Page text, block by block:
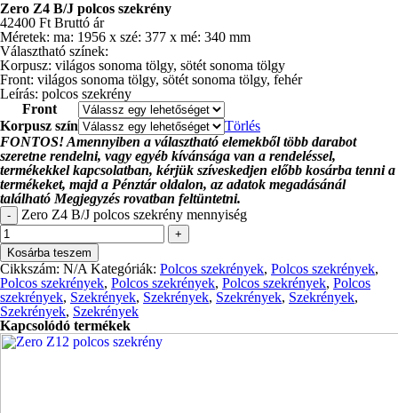
Zero Z4 B/J polcos szekrény
42400 Ft Bruttó ár
Méretek: ma: 1956 x szé: 377 x mé: 340 mm
Választható színek:
Korpusz: világos sonoma tölgy, sötét sonoma tölgy
Front: világos sonoma tölgy, sötét sonoma tölgy, fehér
Leírás: polcos szekrény
Front
Korpusz szín
Törlés
FONTOS! Amennyiben a választható elemekből több darabot
szeretne rendelni, vagy egyéb kívánsága van a rendeléssel,
termékekkel kapcsolatban, kérjük szíveskedjen előbb kosárba tenni a
termékeket, majd a Pénztár oldalon, az adatok megadásánál
található Megjegyzés rovatban feltüntetni.
- Zero Z4 B/J polcos szekrény mennyiség
+
Kosárba teszem
Cikkszám: N/A Kategóriák: Polcos szekrények, Polcos szekrények,
Polcos szekrények, Polcos szekrények, Polcos szekrények, Polcos
szekrények, Szekrények, Szekrények, Szekrények, Szekrények,
Szekrények, Szekrények
Kapcsolódó termékek